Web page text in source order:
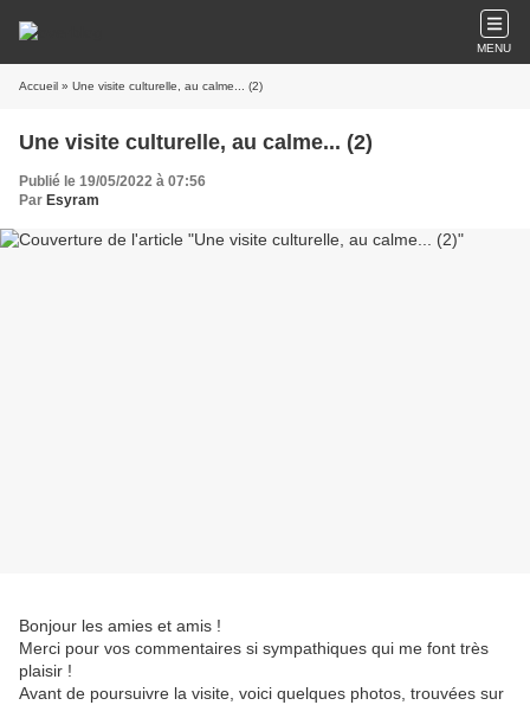
MENU
Accueil » Une visite culturelle, au calme... (2)
Une visite culturelle, au calme... (2)
Publié le 19/05/2022 à 07:56
Par Esyram
Bonjour les amies et amis !
Merci pour vos commentaires si sympathiques qui me font très
plaisir !
Avant de poursuivre la visite, voici quelques photos, trouvées sur